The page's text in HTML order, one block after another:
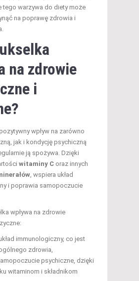
tego warzywa do diety może
na poprawę zdrowia i
na zdrowie
i
wpływ na zarówno
jak i kondycję psychiczną
ją spożywa. Dzięki
witaminy C oraz innych
, wspiera układ
i poprawia samopoczucie
wpływa na zdrowie
immunologiczny, co jest
zdrowia,
psychiczne, dzięki
witaminom i składnikom